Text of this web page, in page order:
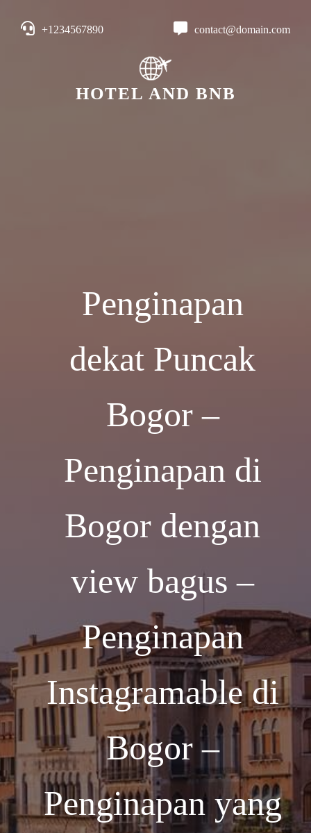
+1234567890 contact@domain.com
HOTEL AND BNB
Penginapan
dekat Puncak
Bogor –
Penginapan di
Bogor dengan
view bagus –
Penginapan
Instagramable di
Bogor –
Penginapan yang